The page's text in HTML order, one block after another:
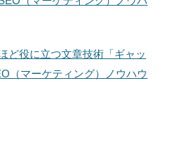
ど役に立つ文章技術「ギャッ
（マーケティング）ノウハウ